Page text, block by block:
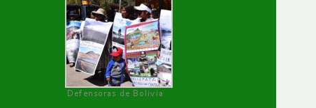
Defensoras de Bolivia